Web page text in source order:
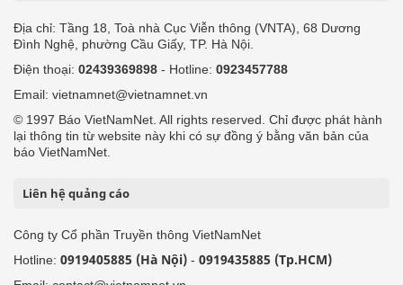
Địa chỉ: Tầng 18, Toà nhà Cục Viễn thông (VNTA), 68 Dương
Đình Nghệ, phường Cầu Giấy, TP. Hà Nội.
Điện thoại: 02439369898 - Hotline: 0923457788
Email: vietnamnet@vietnamnet.vn
© 1997 Báo VietNamNet. All rights reserved. Chỉ được phát hành
lại thông tin từ website này khi có sự đồng ý bằng văn bản của
báo VietNamNet.
Liên hệ quảng cáo
Công ty Cổ phần Truyền thông VietNamNet
Hotline: 0919405885 (Hà Nội) - 0919435885 (Tp.HCM)